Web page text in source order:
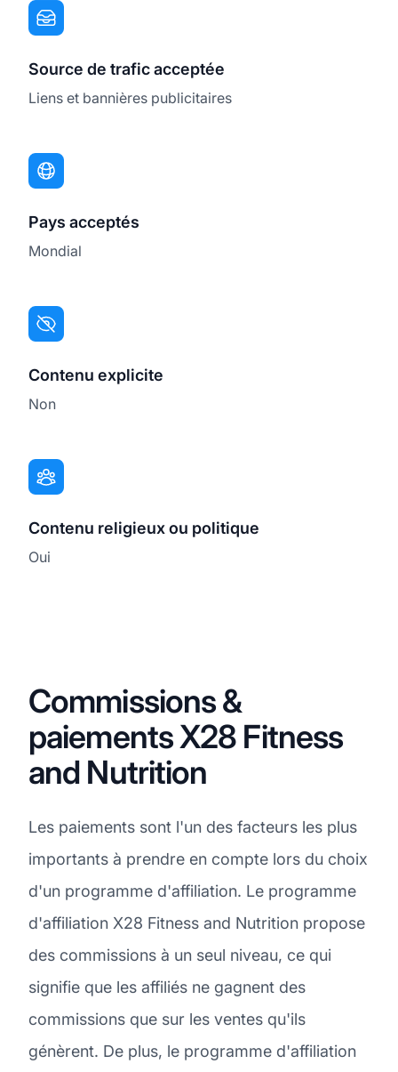
Source de trafic acceptée
Liens et bannières publicitaires
Pays acceptés
Mondial
Contenu explicite
Non
Contenu religieux ou politique
Oui
Commissions &
paiements X28 Fitness
and Nutrition
Les paiements sont l'un des facteurs les plus
importants à prendre en compte lors du choix
d'un programme d'affiliation. Le programme
d'affiliation X28 Fitness and Nutrition propose
des commissions à un seul niveau, ce qui
signifie que les affiliés ne gagnent des
commissions que sur les ventes qu'ils
génèrent. De plus, le programme d'affiliation